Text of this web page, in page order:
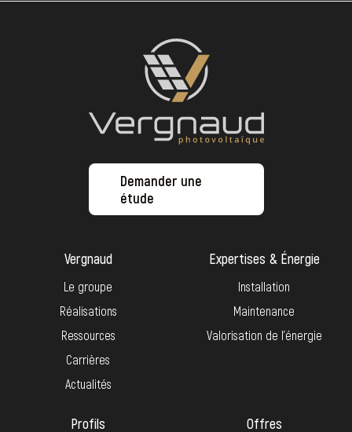
Demander une
étude
Vergnaud
Le groupe
Réalisations
Ressources
Carrières
Actualités
Expertises & Énergie
Installation
Maintenance
Valorisation de l’énergie
Profils Offres